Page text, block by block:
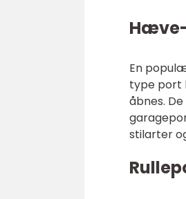
En
type port
åbnes.
stilarter